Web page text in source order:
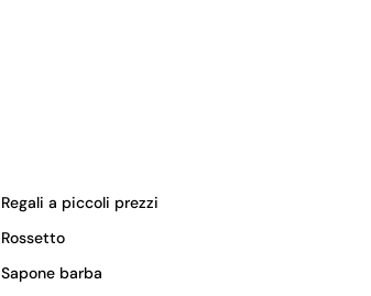
Regali a piccoli prezzi
Rossetto
Sapone barba